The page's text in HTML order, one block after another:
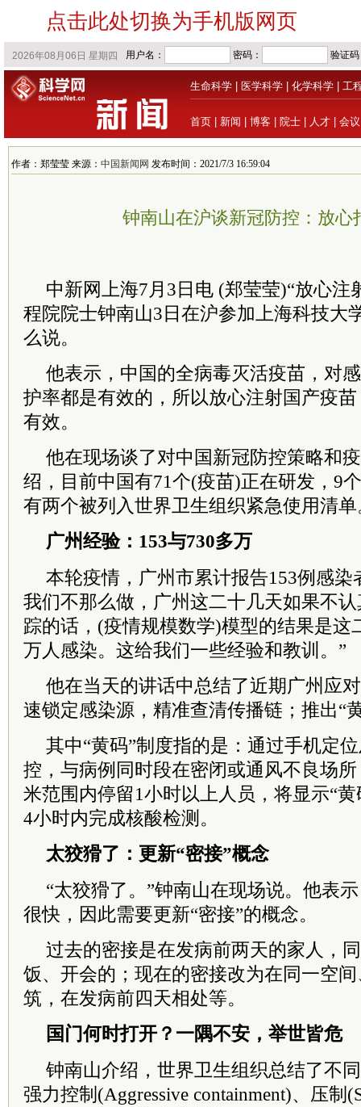
点击此处切换为手机版网页
生命科学 医学科学 化学科学 工
首页 新闻 博客 院士 人才 会议
作者：郑莹莹 来源： 中国新闻网 发布时间：2021/7/3 16:59:04
钟南山在沪谈新冠防控：放心
中新网上海7月3日电 (郑莹莹)“放心注
程院院士钟南山3日在沪参加上海科技大
么说。
他表示，中国的全病毒灭活疫苗，对
护率都是有效的，所以放心注射国产疫
有效。
他在现场谈了对中国新冠防控策略和
绍，目前中国有71个(疫苗)正在研发，9
有两个被列入世界卫生组织紧急使用清单
广州经验：153与730多万
本轮疫情，广州市累计报告153例感染
我们不那么做，广州这二十几天如果不
踪的话，(疫情规模数学)模型的结果是这
万人感染。这给我们一些经验和教训。”
他在当天的讲话中总结了近期广州应
速锁定感染源，精准查清传播链；推出“
其中“黄码”制度指的是：通过手机定
控，与病例同时段在密闭或通风不良场
米范围内停留1小时以上人员，将显示“
4小时内完成核酸检测。
太狡猾了：更新“密接”概念
“太狡猾了。”钟南山在现场说。他表
很快，因此需要更新“密接”的概念。
过去的密接是在发病前两天的家人，
饭、开会的；现在的密接改为在同一空
筑，在发病前四天相处等。
国门何时打开？一隅不安，举世皆危
钟南山介绍，世界卫生组织总结了不
强力控制(Aggressive containment)、压制